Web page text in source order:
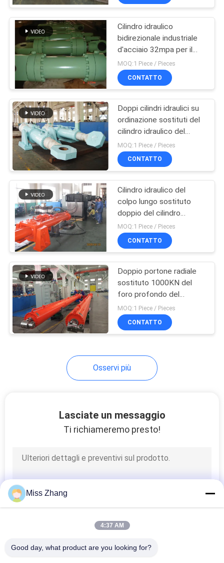
Thermal Spray
Coatings
Cilindro di
sollevamento
idraulico
servomotore
idraulico
Stazione idraulica
cilindri idraulici
telescopici
Cilindro idraulico
bidirezionale industriale
d'acciaio 32mpa per il
macchinario del veicolo
MOQ:1 Piece / Pieces
CONTATTO
Doppi cilindri idraulici su
ordinazione sostituti del
cilindro idraulico del
portone rapido piano
MOQ:1 Piece / Pieces
CONTATTO
Cilindro idraulico del
colpo lungo sostituto
doppio del cilindro
idraulico del portone del
mitra
MOQ:1 Piece / Pieces
CONTATTO
Doppio portone radiale
sostituto 1000KN del
foro profondo del
cilindro idraulico di
capacità elevata
MOQ:1 Piece / Pieces
CONTATTO
Osservi più
Lasciate un messaggio
Ti richiameremo presto!
Miss Zhang
4:37 AM
Good day, what product are you looking for?